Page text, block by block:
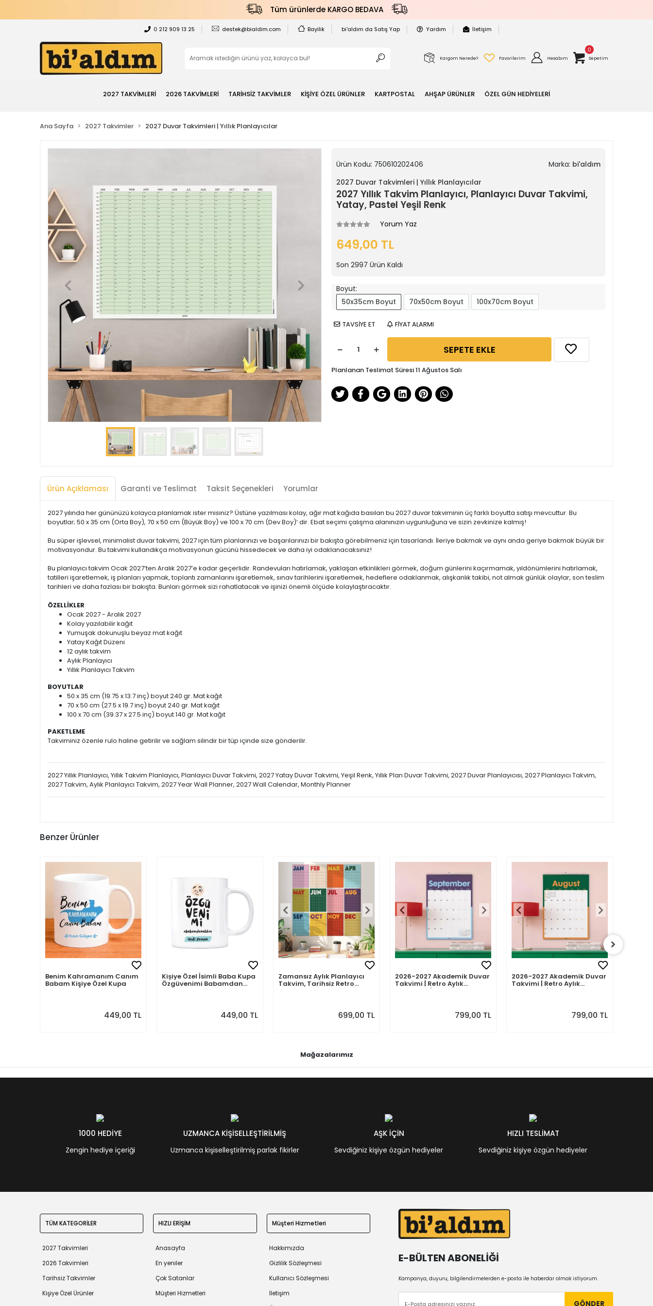
Tüm ürünlerde KARGO BEDAVA
0 212 909 13 25 destek@bialdim.com Bayilik bi'aldım da Satış Yap Yardım İletişim
Kargom Nerede? Favorilerim Hesabım
0
Sepetim
2027 TAKVİMLERİ 2026 TAKVİMLERİ TARİHSİZ TAKVİMLER KİŞİYE ÖZEL ÜRÜNLER KARTPOSTAL AHŞAP ÜRÜNLER ÖZEL GÜN HEDİYELERİ
Ana Sayfa 2027 Takvimler 2027 Duvar Takvimleri | Yıllık Planlayıcılar
Ürün Kodu: 750610202406 Marka: bi'aldım
2027 Duvar Takvimleri | Yıllık Planlayıcılar
2027 Yıllık Takvim Planlayıcı, Planlayıcı Duvar Takvimi,
Yatay, Pastel Yeşil Renk
Yorum Yaz
649,00 TL
Son 2997 Ürün Kaldı
Boyut:
50x35cm Boyut
70x50cm Boyut 100x70cm Boyut
TAVSİYE ET FİYAT ALARMI
SEPETE EKLE
Planlanan Teslimat Süresi 11 Ağustos Salı
Ürün Açıklaması Garanti ve Teslimat Taksit Seçenekleri Yorumlar
2027 yılında her gününüzü kolayca planlamak ister misiniz? Üstüne yazılması kolay, ağır mat kağıda basılan bu 2027 duvar takviminin üç farklı boyutta satışı mevcuttur. Bu
boyutlar; 50 x 35 cm (Orta Boy), 70 x 50 cm (Büyük Boy) ve 100 x 70 cm (Dev Boy)’ dir. Ebat seçimi çalışma alanınızın uygunluğuna ve sizin zevkinize kalmış!
Bu süper işlevsel, minimalist duvar takvimi, 2027 için tüm planlarınızı ve başarılarınızı bir bakışta görebilmeniz için tasarlandı. İleriye bakmak ve aynı anda geriye bakmak büyük bir
motivasyondur. Bu takvimi kullandıkça motivasyonun gücünü hissedecek ve daha iyi odaklanacaksınız!
Bu planlayıcı takvim Ocak 2027’ten Aralık 2027’e kadar geçerlidir. Randevuları hatırlamak, yaklaşan etkinlikleri görmek, doğum günlerini kaçırmamak, yıldönümlerini hatırlamak,
tatilleri işaretlemek, iş planları yapmak, toplantı zamanlarını işaretlemek, sınav tarihlerini işaretlemek, hedeflere odaklanmak, alışkanlık takibi, not almak günlük olaylar, son teslim
tarihleri ve daha fazlası bir bakışta. Bunları görmek sizi rahatlatacak ve işinizi önemli ölçüde kolaylaştıracaktır.
ÖZELLİKLER
Ocak 2027 - Aralık 2027
Kolay yazılabilir kağıt
Yumuşak dokunuşlu beyaz mat kağıt
Yatay Kağıt Düzeni
12 aylık takvim
Aylık Planlayıcı
Yıllık Planlayıcı Takvim
BOYUTLAR
50 x 35 cm (19.75 x 13.7 inç) boyut 240 gr. Mat kağıt
70 x 50 cm (27.5 x 19.7 inç) boyut 240 gr. Mat kağıt
100 x 70 cm (39.37 x 27.5 inç) boyut 140 gr. Mat kağıt
PAKETLEME
Takviminiz özenle rulo haline getirilir ve sağlam silindir bir tüp içinde size gönderilir.
2027 Yıllık Planlayıcı, Yıllık Takvim Planlayıcı, Planlayıcı Duvar Takvimi, 2027 Yatay Duvar Takvimi, Yeşil Renk, Yıllık Plan Duvar Takvimi, 2027 Duvar Planlayıcısı, 2027 Planlayıcı Takvim,
2027 Takvim, Aylık Planlayıcı Takvim, 2027 Year Wall Planner, 2027 Wall Calendar, Monthly Planner
Benzer Ürünler
Benim Kahramanım Canım
Babam Kişiye Özel Kupa
449,00 TL
Kişiye Özel İsimli Baba Kupa
Özgüvenimi Babamdan
449,00 TL
Zamansız Aylık Planlayıcı
Takvim, Tarihsiz Retro
699,00 TL
2026-2027 Akademik Duvar
Takvimi | Retro Aylık
Planlayıcı | Eylül 2026 -
799,00 TL
2026-2027 Akademik Duvar
Takvimi | Retro Aylık
Planlayıcı | Ağustos 2026 -
799,00 TL
Mağazalarımız
1000 HEDİYE
Zengin hediye içeriği
UZMANCA KİŞİSELLEŞTİRİLMİŞ
Uzmanca kişiselleştirilmiş parlak fikirler
AŞK İÇİN
Sevdiğiniz kişiye özgün hediyeler
HIZLI TESLİMAT
Sevdiğiniz kişiye özgün hediyeler
TÜM KATEGORİLER
2027 Takvimleri
2026 Takvimleri
Tarihsiz Takvimler
Kişiye Özel Ürünler
HIZLI ERİŞİM
Anasayfa
En yeniler
Çok Satanlar
Müşteri Hizmetleri
Müşteri Hizmetleri
Hakkımızda
Gizlilik Sözleşmesi
Kullanıcı Sözleşmesi
İletişim
E-BÜLTEN ABONELİĞİ
Kampanya, duyuru, bilgilendirmelerden e-posta ile haberdar olmak istiyorum.
GÖNDER